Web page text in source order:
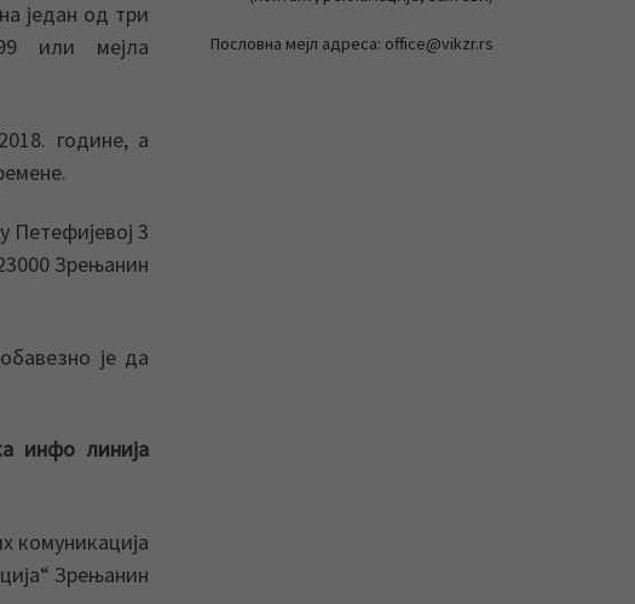
један од три
или мејла
године, а
Петефијевој 3
Зрењанин
је да
инфо линија
комуникација
Зрењанин
Пословна мејл адреса: office@vikzr.rs